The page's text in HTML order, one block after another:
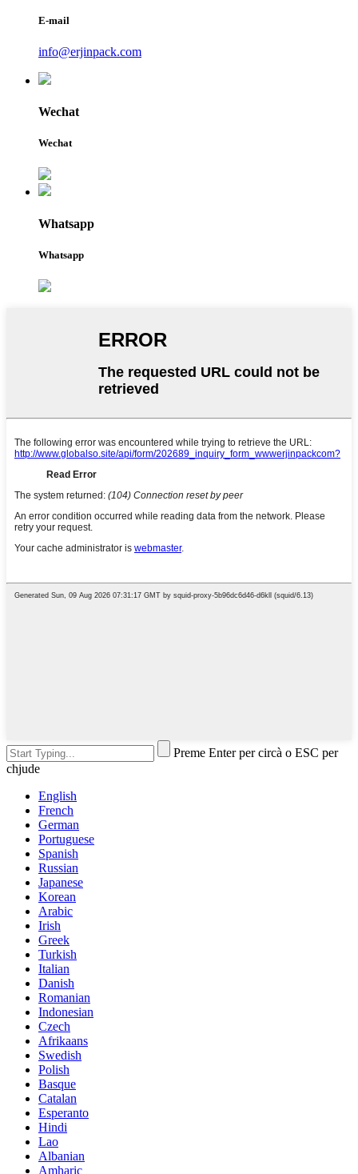
E-mail
info@erjinpack.com
Wechat
Wechat
Whatsapp
Whatsapp
Preme Enter per circà o ESC per
chjude
English
French
German
Portuguese
Spanish
Russian
Japanese
Korean
Arabic
Irish
Greek
Turkish
Italian
Danish
Romanian
Indonesian
Czech
Afrikaans
Swedish
Polish
Basque
Catalan
Esperanto
Hindi
Lao
Albanian
Amharic